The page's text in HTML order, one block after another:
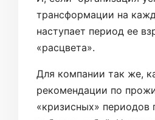
трансформации на
наступает период ее
«расцвета».
Для компании так же,
рекомендации по
«кризисных» периодов